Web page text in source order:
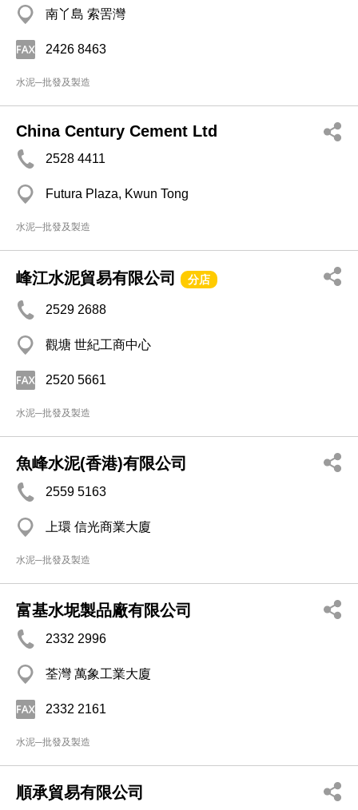
南丫島 索罟灣
2426 8463
水泥─批發及製造
China Century Cement Ltd
2528 4411
Futura Plaza, Kwun Tong
水泥─批發及製造
峰江水泥貿易有限公司 分店
2529 2688
觀塘 世紀工商中心
2520 5661
水泥─批發及製造
魚峰水泥(香港)有限公司
2559 5163
上環 信光商業大廈
水泥─批發及製造
富基水坭製品廠有限公司
2332 2996
荃灣 萬象工業大廈
2332 2161
水泥─批發及製造
順承貿易有限公司